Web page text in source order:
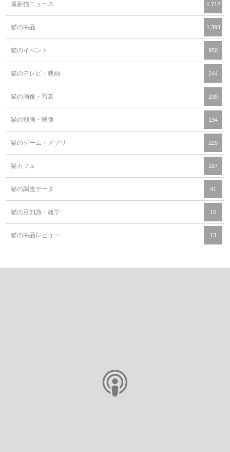
最新猫ニュース 1,712
猫の商品 1,393
猫のイベント 950
猫のテレビ・映画 244
猫の画像・写真 200
猫の動画・映像 134
猫のゲーム・アプリ 129
猫カフェ 107
猫の調査データ 41
猫の豆知識・雑学 16
猫の商品レビュー 13